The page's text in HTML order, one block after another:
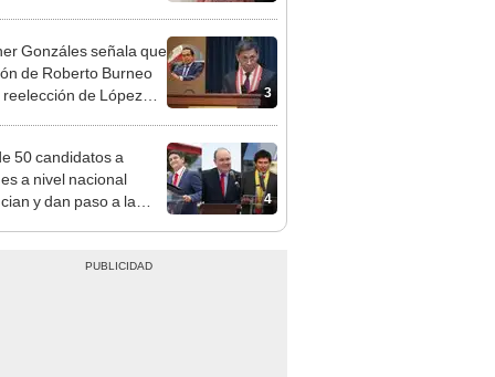
3
Gonzáles señala que
de Roberto Burneo
de López
4
50 candidatos a
a nivel nacional
y dan paso a la